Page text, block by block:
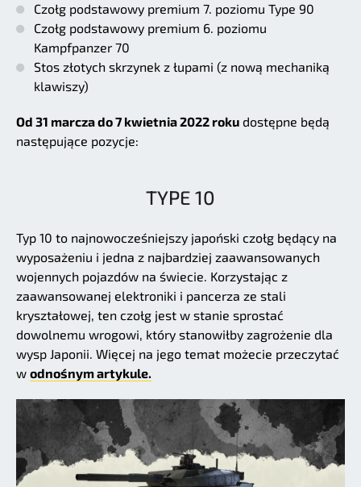
Czołg podstawowy premium 7. poziomu Type 90
Czołg podstawowy premium 6. poziomu
Kampfpanzer 70
Stos złotych skrzynek z łupami (z nową mechaniką
klawiszy)
Od 31 marcza do 7 kwietnia 2022 roku dostępne będą
następujące pozycje:
TYPE 10
Typ 10 to najnowocześniejszy japoński czołg będący na
wyposażeniu i jedna z najbardziej zaawansowanych
wojennych pojazdów na świecie. Korzystając z
zaawansowanej elektroniki i pancerza ze stali
kryształowej, ten czołg jest w stanie sprostać
dowolnemu wrogowi, który stanowiłby zagrożenie dla
wysp Japonii. Więcej na jego temat możecie przeczytać
w odnośnym artykule.